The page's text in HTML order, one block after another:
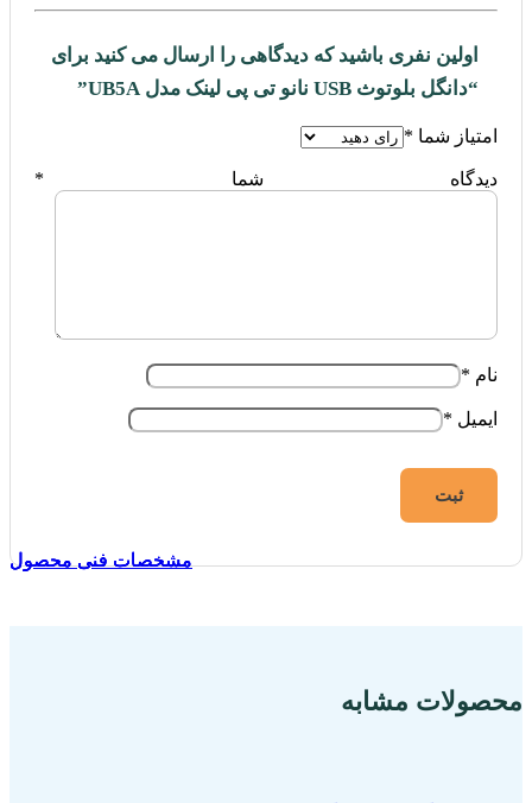
اولین نفری باشید که دیدگاهی را ارسال می کنید برای
“دانگل بلوتوث USB نانو تی پی لینک مدل UB5A”
امتیاز شما *
دیدگاه شما *
نام *
ایمیل *
محصولات مشابه
مشخصات فنی محصول
مشخصات فنی محصول
مشخصات فنی محصول
مشخصات فنی محصول